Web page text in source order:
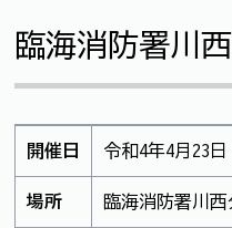
臨海消防署川
開催日 令和4年4月23日
場所 臨海消防署川西